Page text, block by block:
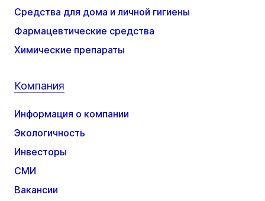
Средства для дома и личной гигиены
Фармацевтические средства
Химические препараты
Компания
Информация о компании
Экологичность
Инвесторы
СМИ
Вакансии